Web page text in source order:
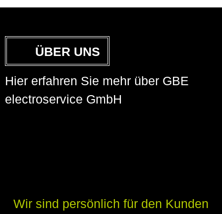
ÜBER UNS
Hier erfahren Sie mehr über GBE
electroservice GmbH
Wir sind persönlich für den Kunden